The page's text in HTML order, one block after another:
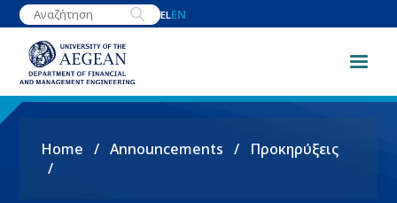
Skip
to
content
ELEN
Breadcrumb
Home Announcements Προκηρύξεις